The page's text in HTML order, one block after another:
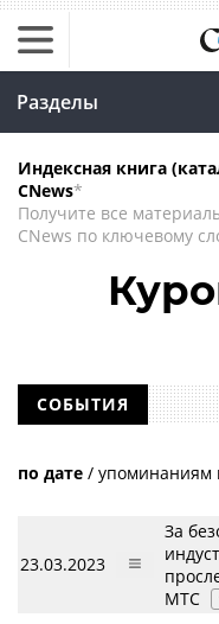
Разделы
Индексная книга
CNews*
Получите все
CNews по ключевому
СОБЫТИЯ
по дате / упоминаниям
23.03.2023
За
МТС